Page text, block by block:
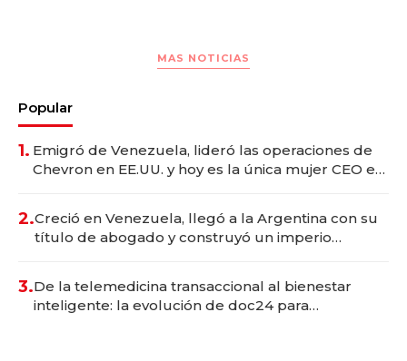
MAS NOTICIAS
Popular
1. Emigró de Venezuela, lideró las operaciones de
Chevron en EE.UU. y hoy es la única mujer CEO en
2.Creció en Venezuela, llegó a la Argentina con su
título de abogado y construyó un imperio
3.De la telemedicina transaccional al bienestar
inteligente: la evolución de doc24 para